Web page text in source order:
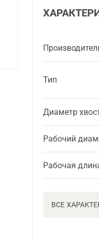
Тип
Диаметр
Рабочий
Рабочая
ВСЕ